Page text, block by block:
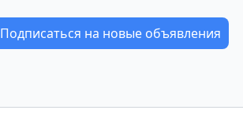
Подписаться на новые объявления